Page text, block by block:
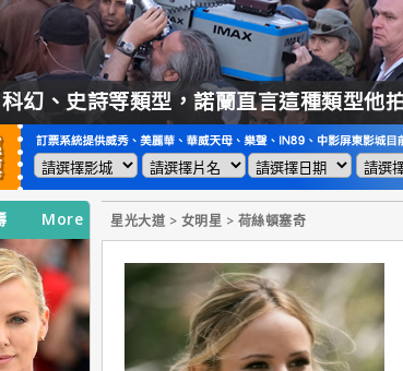
幻、史詩等類型，諾蘭直言這種類型他
More 星光大道 > 女明星 > 荷絲頓塞奇